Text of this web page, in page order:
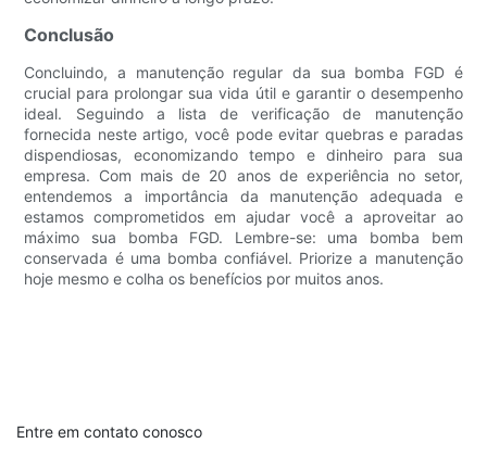
Conclusão
Concluindo, a manutenção regular da sua bomba FGD é
crucial para prolongar sua vida útil e garantir o desempenho
ideal. Seguindo a lista de verificação de manutenção
fornecida neste artigo, você pode evitar quebras e paradas
dispendiosas, economizando tempo e dinheiro para sua
empresa. Com mais de 20 anos de experiência no setor,
entendemos a importância da manutenção adequada e
estamos comprometidos em ajudar você a aproveitar ao
máximo sua bomba FGD. Lembre-se: uma bomba bem
conservada é uma bomba confiável. Priorize a manutenção
hoje mesmo e colha os benefícios por muitos anos.
Entre em contato conosco